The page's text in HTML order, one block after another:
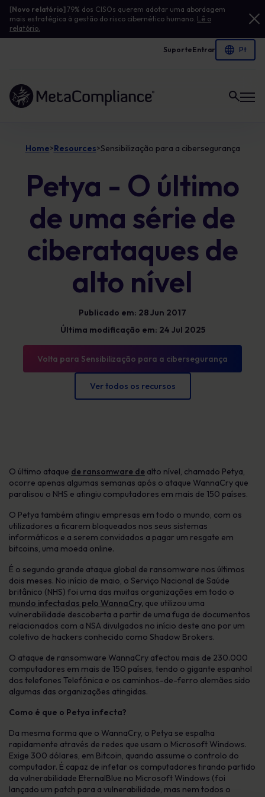
[Novo relatório]79% dos CISOs querem adotar uma abordagem
mais estratégica à gestão do risco cibernético humano. Lê o
relatório.
SuporteEntrar
Ligação à página inicial
Home>Resources>Sensibilização para a cibersegurança
Petya - O último
de uma série de
ciberataques de
alto nível
Publicado em: 28 Jun 2017
Última modificação em: 24 Jul 2025
Volta para Sensibilização para a cibersegurança
Ver todos os recursos
O último ataque de ransomware de alto nível, chamado Petya,
ocorre apenas algumas semanas após o ataque WannaCry que
paralisou o NHS e atingiu computadores em mais de 150 países.
O Petya também atingiu empresas em todo o mundo, com os
utilizadores a ficarem bloqueados nos seus sistemas
informáticos e a serem convidados a pagar um resgate em
bitcoins, uma moeda online.
É o segundo grande ataque global de ransomware nos últimos
dois meses. No início de maio, o Serviço Nacional de Saúde
britânico (NHS) foi uma das muitas organizações em todo o
mundo infectadas pelo WannaCry, que utilizou uma
vulnerabilidade descoberta a partir de uma fuga de documentos
relacionados com a NSA divulgados no início deste ano por um
coletivo de hackers conhecido como Shadow Brokers.
O ataque de ransomware WannaCry afectou mais de 230.000
computadores em mais de 150 países, tendo o gigante espanhol
dos telefones Telefónica e os caminhos-de-ferro alemães sido
algumas das organizações atingidas.
Como é que o Petya infecta?
Da mesma forma que o WannaCry, o Petya se espalha
rapidamente através de redes que usam o Microsoft Windows.
Exige 300 dólares, em Bitcoin, quando assume o controlo do
computador. É capaz de infetar os computadores tirando partido
da vulnerabilidade EternalBlue no Microsoft Windows (foi
lançado um patch para a vulnerabilidade, mas nem todos o